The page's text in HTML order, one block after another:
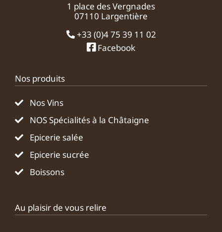
1 place des Vergnades
07110 Largentière
+33 (0)4 75 39 11 02
Facebook
Nos produits
Nos Vins
NOS Spécialités à la Châtaigne
Epicerie salée
Epicerie sucrée
Boissons
Au plaisir de vous relire